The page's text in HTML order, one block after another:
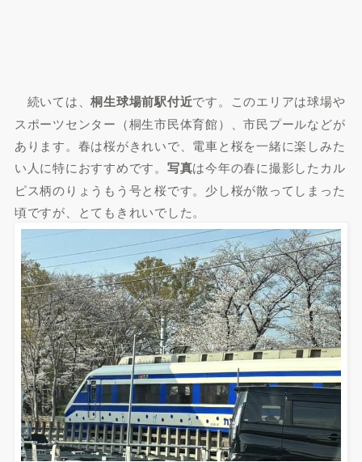
続いては、桐生球場前駅付近です。このエリアは球場や
スポーツセンター（桐生市民体育館）、市民プールなどが
あります。春は桜がきれいで、電車と桜を一緒に楽しみた
い人に特におすすめです。 写真は今年の春に撮影したカル
ピス柄のりょうもう号と桜です。少し桜が散ってしまった
頃ですが、とてもきれいでした。